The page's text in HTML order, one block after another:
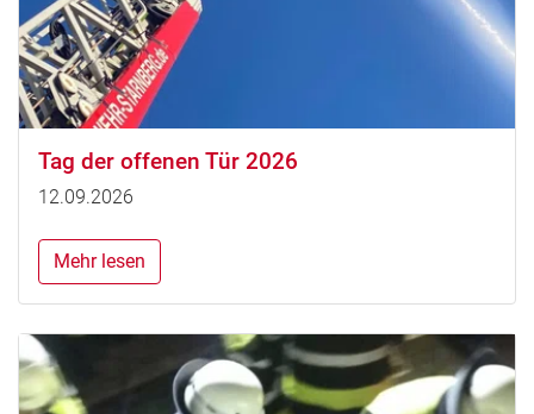
Tag der offenen Tür 2026
12.09.2026
Mehr lesen